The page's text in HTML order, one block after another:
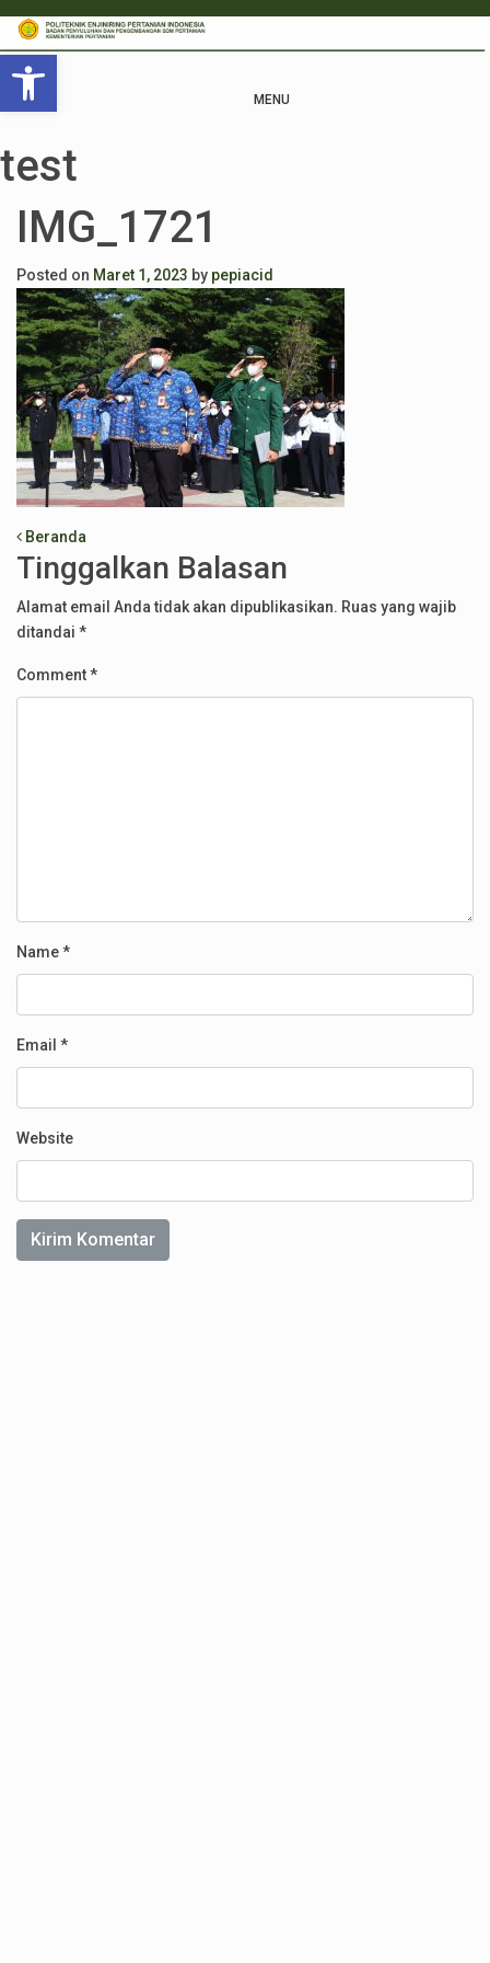
Open toolbar
MENU
test
IMG_1721
Posted on Maret 1, 2023 by pepiacid
Post navigation
Beranda
Tinggalkan Balasan
Alamat email Anda tidak akan dipublikasikan. Ruas yang wajib
ditandai *
Comment*
Name*
Email *
Website